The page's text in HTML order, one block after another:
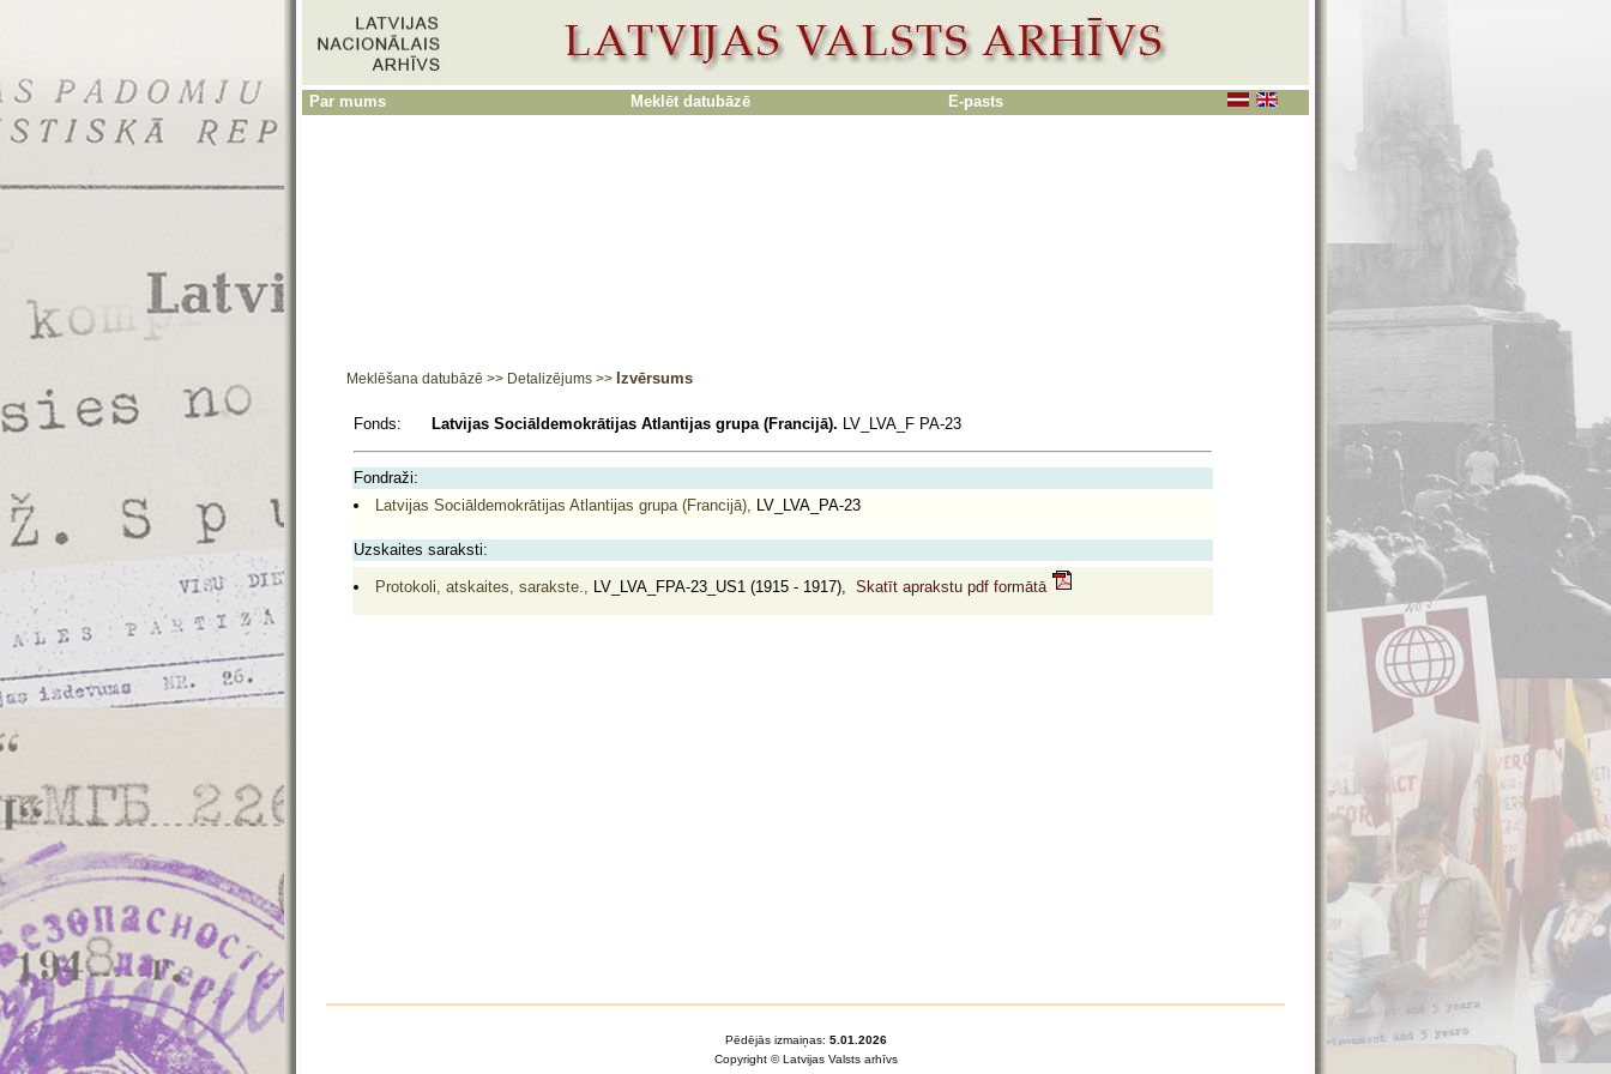
Par mums Meklēt datubāzē E-pasts
Meklēšana datubāzē >> Detalizējums >> Izvērsums
Fonds: Latvijas Sociāldemokrātijas Atlantijas grupa (Francijā). LV_LVA_F PA-23
Fondraži:
Latvijas Sociāldemokrātijas Atlantijas grupa (Francijā), LV_LVA_PA-23
Uzskaites saraksti:
Protokoli, atskaites, sarakste., LV_LVA_FPA-23_US1 (1915 - 1917), Skatīt aprakstu pdf formātā
Pēdējās izmaiņas: 5.01.2026
Copyright © Latvijas Valsts arhīvs